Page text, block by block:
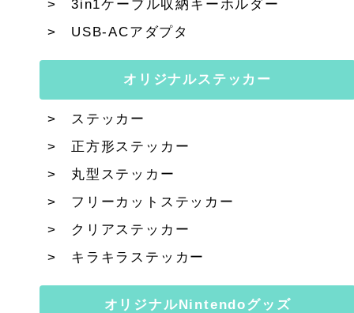
3in1ケーブル収納キーホルダー
USB-ACアダプタ
オリジナルステッカー
ステッカー
正方形ステッカー
丸型ステッカー
フリーカットステッカー
クリアステッカー
キラキラステッカー
オリジナルNintendoグッズ